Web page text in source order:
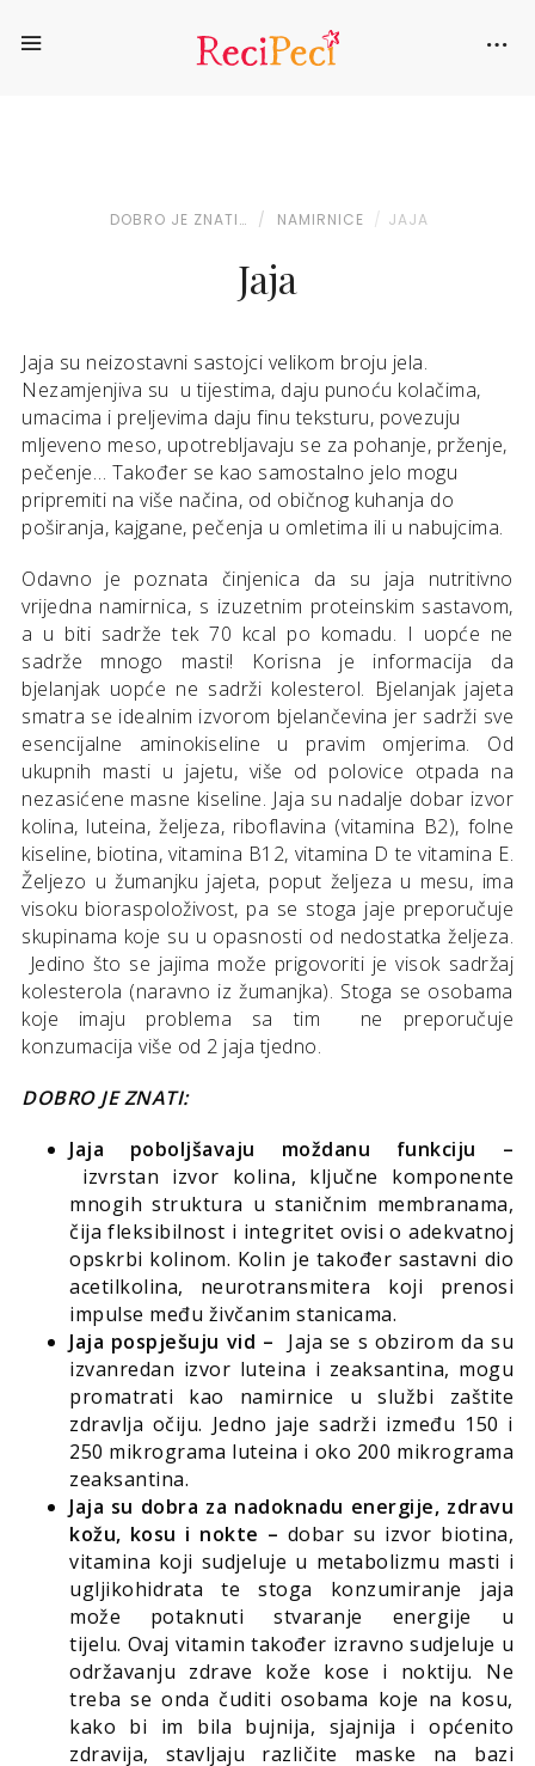
DOBRO JE ZNATI… NAMIRNICE JAJA
Jaja
Jaja su neizostavni sastojci velikom broju jela.
Nezamjenjiva su u tijestima, daju punoću kolačima,
umacima i preljevima daju finu teksturu, povezuju
mljeveno meso, upotrebljavaju se za pohanje, prženje,
pečenje… Također se kao samostalno jelo mogu
pripremiti na više načina, od običnog kuhanja do
poširanja, kajgane, pečenja u omletima ili u nabujcima.
Odavno je poznata činjenica da su jaja nutritivno
vrijedna namirnica, s izuzetnim proteinskim sastavom,
a u biti sadrže tek 70 kcal po komadu. I uopće ne
sadrže mnogo masti! Korisna je informacija da
bjelanjak uopće ne sadrži kolesterol. Bjelanjak jajeta
smatra se idealnim izvorom bjelančevina jer sadrži sve
esencijalne aminokiseline u pravim omjerima. Od
ukupnih masti u jajetu, više od polovice otpada na
nezasićene masne kiseline. Jaja su nadalje dobar izvor
kolina, luteina, željeza, riboflavina (vitamina B2), folne
kiseline, biotina, vitamina B12, vitamina D te vitamina E.
Željezo u žumanjku jajeta, poput željeza u mesu, ima
visoku bioraspoloživost, pa se stoga jaje preporučuje
skupinama koje su u opasnosti od nedostatka željeza.
Jedino što se jajima može prigovoriti je visok sadržaj
kolesterola (naravno iz žumanjka). Stoga se osobama
koje imaju problema sa tim ne preporučuje
konzumacija više od 2 jaja tjedno.
DOBRO JE ZNATI:
Jaja poboljšavaju moždanu funkciju –
izvrstan izvor kolina, ključne komponente
mnogih struktura u staničnim membranama,
čija fleksibilnost i integritet ovisi o adekvatnoj
opskrbi kolinom. Kolin je također sastavni dio
acetilkolina, neurotransmitera koji prenosi
impulse među živčanim stanicama.
Jaja pospješuju vid – Jaja se s obzirom da su
izvanredan izvor luteina i zeaksantina, mogu
promatrati kao namirnice u službi zaštite
zdravlja očiju. Jedno jaje sadrži između 150 i
250 mikrograma luteina i oko 200 mikrograma
zeaksantina.
Jaja su dobra za nadoknadu energije, zdravu
kožu, kosu i nokte – dobar su izvor biotina,
vitamina koji sudjeluje u metabolizmu masti i
ugljikohidrata te stoga konzumiranje jaja
može potaknuti stvaranje energije u
tijelu. Ovaj vitamin također izravno sudjeluje u
održavanju zdrave kože kose i noktiju. Ne
treba se onda čuditi osobama koje na kosu,
kako bi im bila bujnija, sjajnija i općenito
zdravija, stavljaju različite maske na bazi